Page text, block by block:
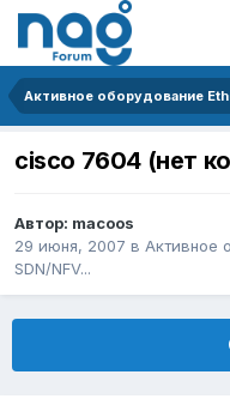
cisco 7604 (нет
Автор: macoos
29 июня, 2007 в Активное
SDN/NFV...